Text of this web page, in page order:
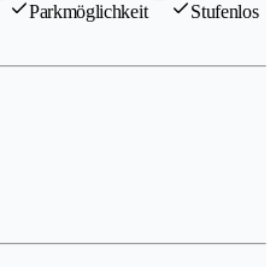
Parkmöglichkeit
Stufenlos